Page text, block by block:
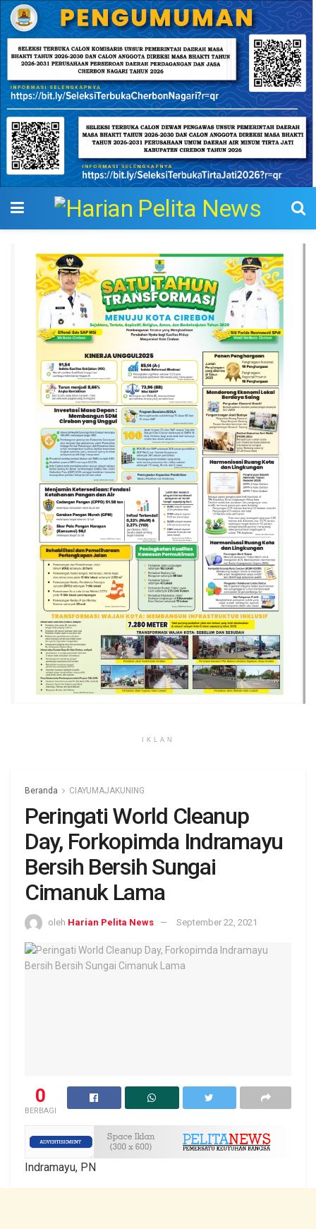
IKLAN
Beranda CIAYUMAJAKUNING
Peringati World Cleanup
Day, Forkopimda Indramayu
Bersih Bersih Sungai
Cimanuk Lama
oleh Harian Pelita News September 22, 2021
0
BERBAGI
Indramayu, PN